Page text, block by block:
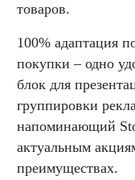
товаров.
100% адаптация
покупки – одно
блок для
группировки
напоминающий
актуальным
преимуществах.